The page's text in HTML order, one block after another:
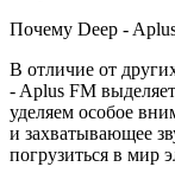
Почему Deep -
В отличие от
- Aplus FM
уделяем особое
и захватывающее
погрузиться в мир